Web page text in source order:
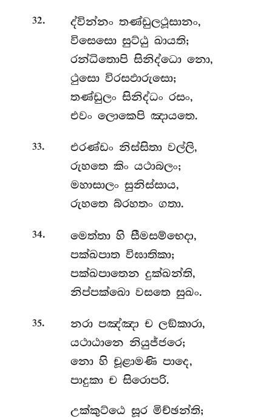
32. ද්වින්නං තණ්ඩුලථූසානං,
විසෙසො සුට්ඨු ඛායති;
රන්ධිතොපි සිනිද්ධො නො,
ථුසො විරසඵාරුසො;
තණ්ඩුලං සිනිද්ධං රසං,
එවං ලොකෙපි ඤායතෙ.
33. එරණ්ඩං නිස්සිතා වල්ලි,
රුහතෙ කිං යථාබලං;
මහාසාලං සුනිස්සාය,
රුහතෙ බ්රහතං ගතා.
34. මෙත්තා හි සීමසම්භෙදා,
පක්ඛපාත විඝාතිකා;
පක්ඛපාතෙන දුක්ඛන්ති,
නිප්පක්ඛො වසතෙ සුඛං.
35. නරා පඤ්ඤා ච ලඞ්කාරා,
යථාඨානෙ නියුජ්ජරෙ;
නො හි චූළාමණි පාදෙ,
පාදුකා ච සිරොපරි.
උක්කුට්ඨෙ සූර මිච්ඡන්ති;